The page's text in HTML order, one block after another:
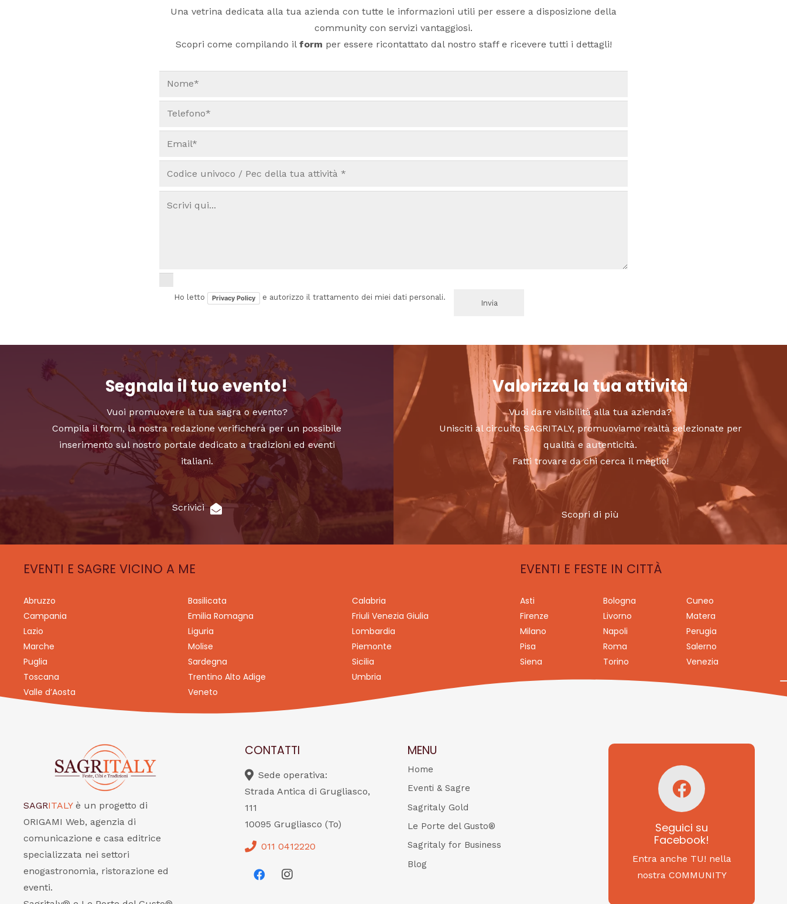
Una vetrina dedicata alla tua azienda con tutte le informazioni utili per essere a disposizione della
community con servizi vantaggiosi.
Scopri come compilando il form per essere ricontattato dal nostro staff e ricevere tutti i dettagli!
Ho letto Privacy Policy e autorizzo il trattamento dei miei dati personali.
Segnala il tuo evento!
Vuoi promuovere la tua sagra o evento?
Compila il form, la nostra redazione verificherà per un possibile
inserimento sul nostro portale dedicato a tradizioni ed eventi
italiani.
Scrivici
Valorizza la tua attività
Vuoi dare visibilità alla tua azienda?
Unisciti al circuito SAGRITALY, promuoviamo realtà selezionate per
qualità e autenticità.
Fatti trovare da chi cerca il meglio!
Scopri di più
EVENTI E SAGRE VICINO A ME
Abruzzo Basilicata
Calabria
Campania
Emilia Romagna
Friuli Venezia Giulia
Lazio
Liguria
Lombardia
Marche
Molise
Piemonte
Puglia
Sardegna
Sicilia
Toscana
Trentino Alto Adige
Umbria
Valle d’Aosta
Veneto
EVENTI E FESTE IN CITTÀ
Asti Bologna
Cuneo
Firenze
Livorno
Matera
Milano
Napoli
Perugia
Pisa
Roma
Salerno
Siena
Torino Venezia
SAGRITALY è un progetto di
ORIGAMI Web, agenzia di
comunicazione e casa editrice
specializzata nei settori
enogastronomia, ristorazione ed
eventi.
CONTATTI
Sede operativa:
Strada Antica di Grugliasco,
111
10095 Grugliasco (To)
011 0412220
MENU
Home
Eventi & Sagre
Sagritaly Gold
Le Porte del Gusto®
Sagritaly for Business
Blog
Seguici su
Facebook!
Entra anche TU! nella
nostra COMMUNITY
Seguici su
Facebook!
SAGRITALY
Feste, cibi e tradizioni
da Nord a Sud...